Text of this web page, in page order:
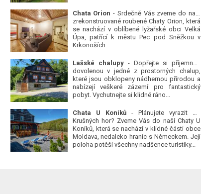
Chata Orion - Srdečně Vás zveme do naší
zrekonstruované roubené Chaty Orion, která
se nachází v oblíbené lyžařské obci Velká
Úpa, patřící k městu Pec pod Sněžkou v
Krkonoších.
Lašské chalupy- Dopřejte si příjemnou
dovolenou v jedné z prostorných chalup,
které jsou obklopeny nádhernou přírodou a
nabízejí veškeré zázemí pro fantastický
pobyt. Vychutnejte si klidné ráno...
Chata U Koníků- Plánujete vyrazit do
Krušných hor? Zveme Vás do naší Chaty U
Koníků, která se nachází v klidné části obce
Moldava, nedaleko hranic s Německem. Její
poloha potěší všechny nadšence turistiky...